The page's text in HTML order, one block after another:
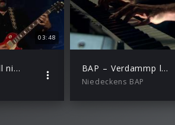
03:48
Südstadt, verzäll nix (Live im Sartory) BAP – Verdammp lang her.mov
Niedeckens BAP